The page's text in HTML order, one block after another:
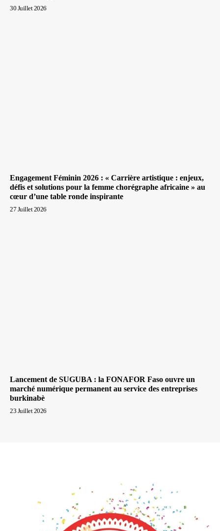
30 Juillet 2026
Engagement Féminin 2026 : « Carrière artistique : enjeux,
défis et solutions pour la femme chorégraphe africaine » au
cœur d’une table ronde inspirante
27 Juillet 2026
Lancement de SUGUBA : la FONAFOR Faso ouvre un
marché numérique permanent au service des entreprises
burkinabè
23 Juillet 2026